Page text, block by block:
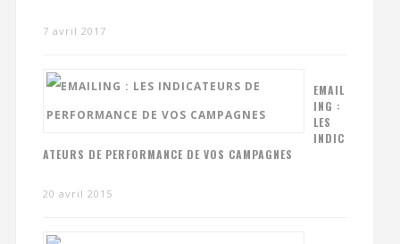
7 avril 2017
EMAIL
ING :
LES
INDIC
ATEURS DE PERFORMANCE DE VOS CAMPAGNES
20 avril 2015